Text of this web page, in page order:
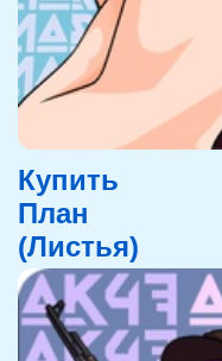
Купить
План
(Листья)